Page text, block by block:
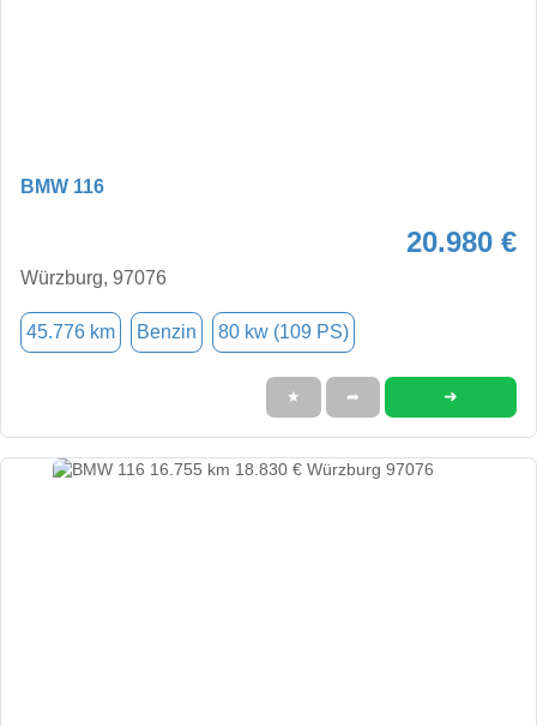
BMW 116
20.980 €
Würzburg, 97076
45.776 km Benzin 80 kw (109 PS)
★ ➦ ➜